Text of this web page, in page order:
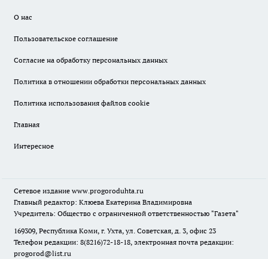
О нас
Пользовательское соглашение
Согласие на обработку персональных данных
Политика в отношении обработки персональных данных
Политика использования файлов cookie
Главная
Интересное
Сетевое издание www.progoroduhta.ru
Главный редактор: Клюева Екатерина Владимировна
Учредитель: Общество с ограниченной ответственностью "Газета"
169309, Республика Коми, г. Ухта, ул. Советская, д. 3, офис 23
Телефон редакции: 8(8216)72-18-18, электронная почта редакции:
progorod@list.ru